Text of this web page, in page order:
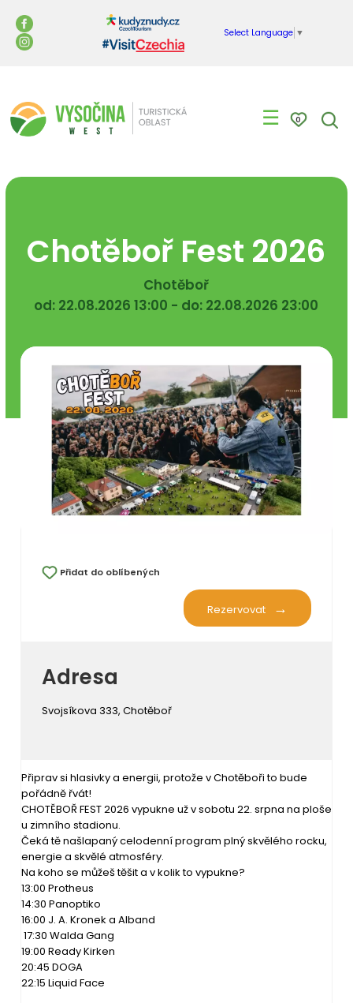
Select Language ▼
☰ 0
Chotěboř Fest 2026
Chotěboř
od: 22.08.2026 13:00 - do: 22.08.2026 23:00
Přidat do oblíbených
Rezervovat
Adresa
Svojsíkova 333, Chotěboř
Připrav si hlasivky a energii, protože v Chotěboři to bude
pořádně řvát!
CHOTĚBOŘ FEST 2026 vypukne už v sobotu 22. srpna na ploše
u zimního stadionu.
Čeká tě našlapaný celodenní program plný skvělého rocku,
energie a skvělé atmosféry.
Na koho se můžeš těšit a v kolik to vypukne?
13:00 Protheus
14:30 Panoptiko
16:00 J. A. Kronek a Alband
17:30 Walda Gang
19:00 Ready Kirken
20:45 DOGA
22:15 Liquid Face